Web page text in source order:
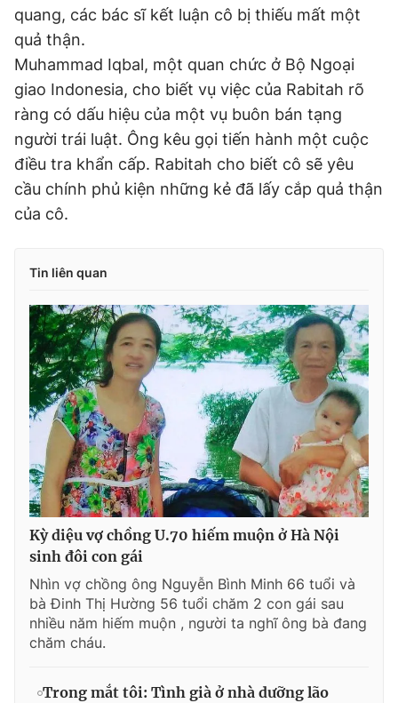
quang, các bác sĩ kết luận cô bị thiếu mất một
quả thận.
Muhammad Iqbal, một quan chức ở Bộ Ngoại
giao Indonesia, cho biết vụ việc của Rabitah rõ
ràng có dấu hiệu của một vụ buôn bán tạng
người trái luật. Ông kêu gọi tiến hành một cuộc
điều tra khẩn cấp. Rabitah cho biết cô sẽ yêu
cầu chính phủ kiện những kẻ đã lấy cắp quả thận
của cô.
Tin liên quan
Kỳ diệu vợ chồng U.70 hiếm muộn ở Hà Nội
sinh đôi con gái
Nhìn vợ chồng ông Nguyễn Bình Minh 66 tuổi và
bà Đinh Thị Hường 56 tuổi chăm 2 con gái sau
nhiều năm hiếm muộn , người ta nghĩ ông bà đang
chăm cháu.
Trong mắt tôi: Tình già ở nhà dưỡng lão